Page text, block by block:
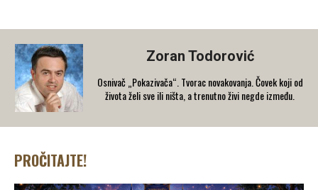
Zoran Todorović
Osnivač „Pokazivača“. Tvorac novakovanja. Čovek koji od
života želi sve ili ništa, a trenutno živi negde između.
PROČITAJTE!